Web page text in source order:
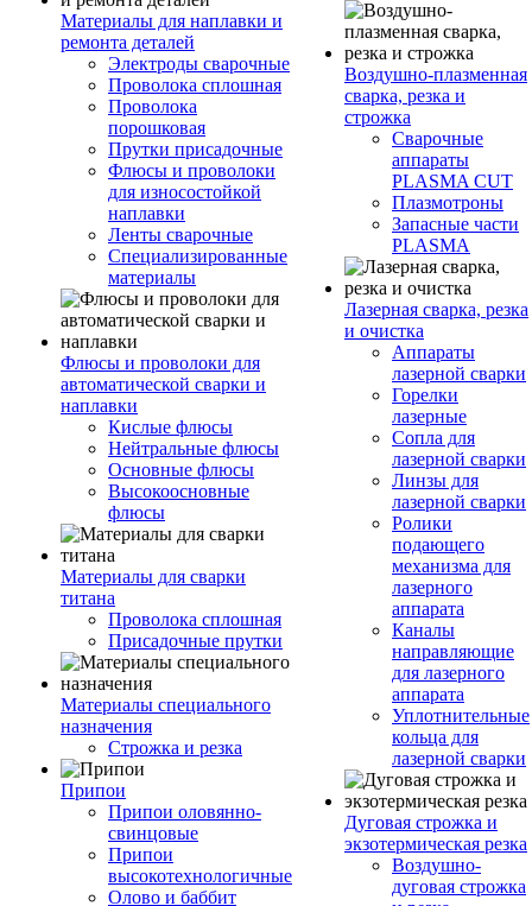
Материалы для наплавки и
ремонта деталей
Электроды сварочные
Проволока сплошная
Проволока
порошковая
Прутки присадочные
Флюсы и проволоки
для износостойкой
наплавки
Ленты сварочные
Специализированные
материалы
Флюсы и проволоки для
автоматической сварки и
наплавки
Кислые флюсы
Нейтральные флюсы
Основные флюсы
Высокоосновные
флюсы
Материалы для сварки
титана
Проволока сплошная
Присадочные прутки
Материалы специального
назначения
Строжка и резка
Припои
Припои оловянно-
свинцовые
Припои
высокотехнологичные
Олово и баббит
Воздушно-плазменная
сварка, резка и
строжка
Сварочные
аппараты
PLASMA CUT
Плазмотроны
Запасные части
PLASMA
Лазерная сварка, резка
и очистка
Аппараты
лазерной сварки
Горелки
лазерные
Сопла для
лазерной сварки
Линзы для
лазерной сварки
Ролики
подающего
механизма для
лазерного
аппарата
Каналы
направляющие
для лазерного
аппарата
Уплотнительные
кольца для
лазерной сварки
Дуговая строжка и
экзотермическая резка
Воздушно-
дуговая строжка